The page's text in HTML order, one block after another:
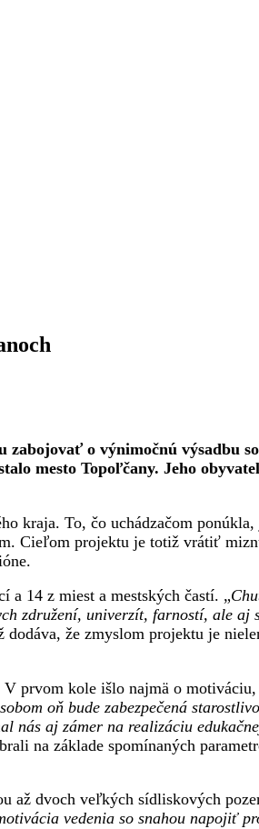
zabojovať o výnimočnú výsadbu
mesto Topoľčany. Jeho
kraja. To, čo uchádzačom
Cieľom projektu je totiž vrátiť
a 14 z miest a mestských častí. „
združení, univerzít, farností, ale aj
že zmyslom projektu je
kole išlo najmä o motiváciu,
oň bude zabezpečená
nás aj zámer na realizáciu
na základe spomínaných
až dvoch veľkých sídliskových
vedenia so snahou napojiť